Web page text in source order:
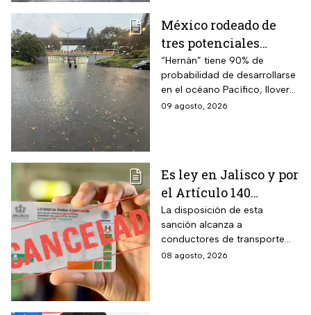
México rodeado de
tres potenciales
ciclones; “Hernán” se
coloca en el mapa del
Pacífico
“Hernán” tiene 90% de
probabilidad de desarrollarse
en el océano Pacífico; lloverá
muy fuerte en cuatro estados
09 agosto, 2026
Es ley en Jalisco y por
el Artículo 140
cancelarán la licencia
de conducir de por
vida a todos los
automovilistas que
La disposición de esta
sanción alcanza a
conductores de transporte
escolar, unidades de
08 agosto, 2026